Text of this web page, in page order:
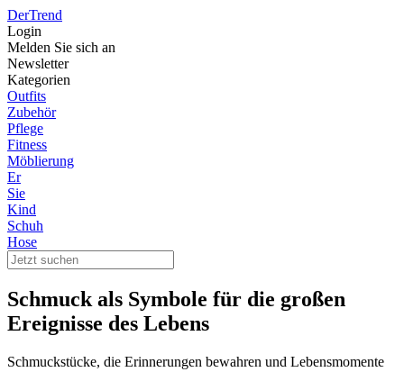
DerTrend
Login
Melden Sie sich an
Newsletter
Kategorien
Outfits
Zubehör
Pflege
Fitness
Möblierung
Er
Sie
Kind
Schuh
Hose
Schmuck als Symbole für die großen
Ereignisse des Lebens
Schmuckstücke, die Erinnerungen bewahren und Lebensmomente